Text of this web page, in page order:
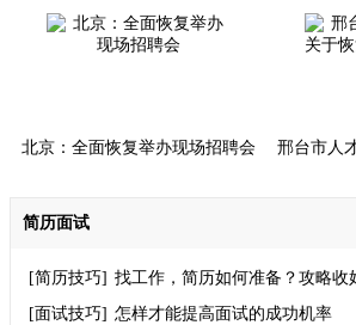
亿人次就业择业
北京：全面恢复举办现场招聘会 邢台市人
简历面试
[简历技巧] 找工作，简历如何准备？攻略收
[面试技巧] 怎样才能提高面试的成功机率